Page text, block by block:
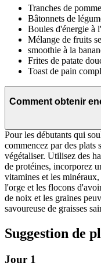
Tranches de
Bâtonnets de
Boules d'énergie à
Mélange de fruits
smoothie à la
Frites de patate
Toast de pain
Comment obtenir
Pour les débutants qui
commencez par des plats
végétaliser. Utilisez des
de protéines, incorporez
vitamines et les
l'orge et les flocons
de noix et les graines
savoureuse de graisses
Suggestion de
Jour 1